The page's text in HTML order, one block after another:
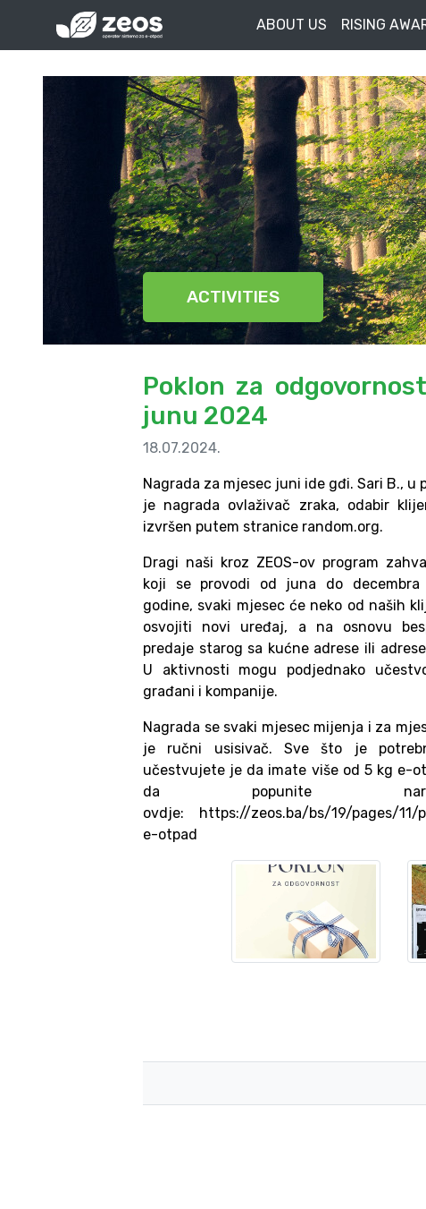
ABOUT US RISING
ACTIVITIES
Poklon za
junu 2024
18.07.2024.
Nagrada za mjesec juni ide gđi. Sari B., u
je nagrada ovlaživač zraka, odabir
izvršen putem stranice random.org.
Dragi naši kroz ZEOS-ov program
koji se provodi od juna do decembra
godine, svaki mjesec će neko od naših
osvojiti novi uređaj, a na osnovu
predaje starog sa kućne adrese ili
U aktivnosti mogu podjednako
građani i kompanije.
Nagrada se svaki mjesec mijenja i za
je ručni usisivač. Sve što je
učestvujete je da imate više od 5 kg e-
da popunite
ovdje: https://zeos.ba/bs/19/pages/11/
e-otpad